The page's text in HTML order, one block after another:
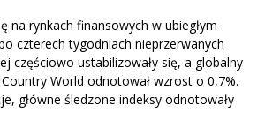
na rynkach finansowych w ubiegłym
czterech tygodniach nieprzerwanych
częściowo ustabilizowały się, a globalny
World odnotował wzrost o 0,7%.
główne śledzone indeksy odnotowały